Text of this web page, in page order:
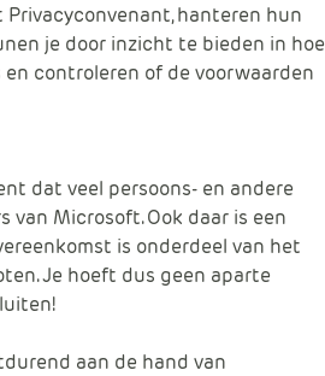
Privacyconvenant, hanteren hun
je door inzicht te bieden in hoe
controleren of de voorwaarden
dat veel persoons- en andere
Microsoft. Ook daar is een
is onderdeel van het
Je hoeft dus geen aparte
aan de hand van